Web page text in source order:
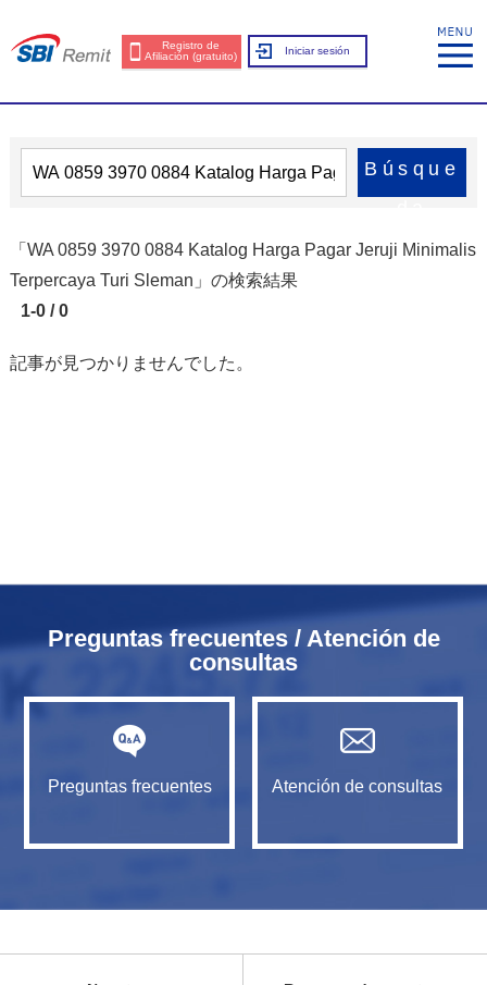
Registro de
Afiliación (gratuito)
Iniciar sesión
Búsque
「WA 0859 3970 0884 Katalog Harga Pagar Jeruji Minimalis
Terpercaya Turi Sleman」の検索結果
1-0 / 0
記事が見つかりませんでした。
Preguntas frecuentes / Atención de
consultas
Preguntas frecuentes Atención de consultas